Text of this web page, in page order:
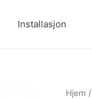
Installasjon
Hjem /